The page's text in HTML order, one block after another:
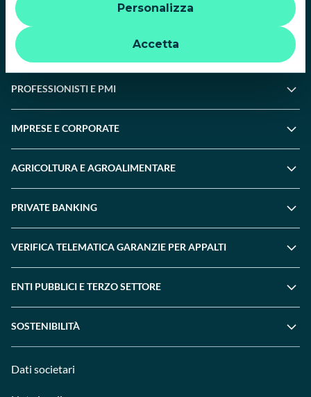
quindi la navigazione può continuare senza cookie o altri
strumenti di tracciamento diversi da quelli tecnici. Per
ulteriori informazioni:
informativa privacy
Accetta
Personalizza
Whistleblowing
PRIVATI
PROFESSIONISTI E PMI
IMPRESE E CORPORATE
AGRICOLTURA E AGROALIMENTARE
PRIVATE BANKING
VERIFICA TELEMATICA GARANZIE PER APPALTI
ENTI PUBBLICI E TERZO SETTORE
SOSTENIBILITÀ
Dati societari